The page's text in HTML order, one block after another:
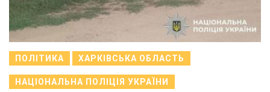
ПОЛІТИКА ХАРКІВСЬКА ОБЛАСТЬ
НАЦІОНАЛЬНА ПОЛІЦІЯ УКРАЇНИ